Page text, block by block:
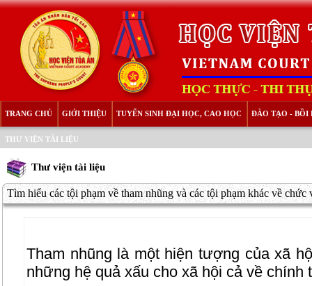
TRANG CHỦ GIỚI THIỆU TUYỂN SINH ĐẠI HỌC, CAO HỌC ĐÀO TẠO - BỒI
THƯ VIỆN TÀI LIỆU
Thư viện tài liệu
Tìm hiểu các tội phạm về tham nhũng và các tội phạm khác về chức
Tham nhũng là một hiện tượng của xã
những hệ quả xấu cho xã hội cả về chính